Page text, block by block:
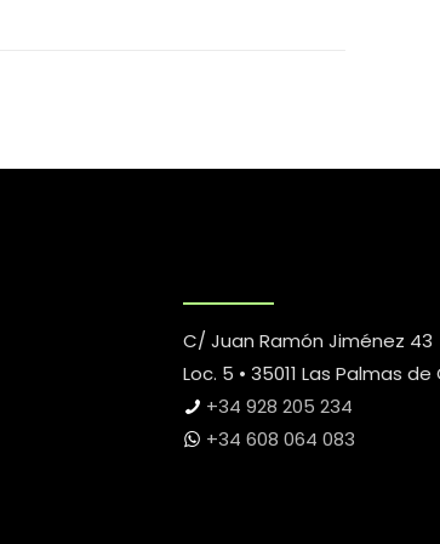
C/ Juan Ramón Jiménez 43
Loc. 5 • 35011 Las Palmas de
+34 928 205 234
+34 608 064 083